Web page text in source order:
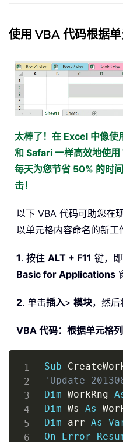
使用 VBA 代码根据
太棒了！在 Excel 中像
和 Safari 一样高效地使用
每天为您节省 50% 的时
击！
以下 VBA 代码可助您在
以单元格内容命名的新工
1. 按住 ALT + F11 键，
Basic for Applications
2. 单击插入> 模块，然后
VBA 代码：根据单元格
Sub
'Update
Dim WorkRng
Dim Ws As
Dim arr As
On
Error